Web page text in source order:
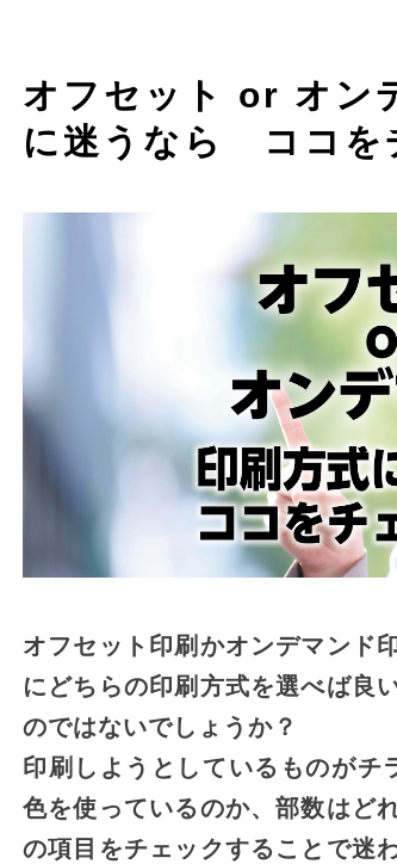
オフセット or オン
に迷うなら ココを
オフセット印刷かオンデマンド
にどちらの印刷方式を選べば良
のではないでしょうか？
印刷しようとしているものがチ
色を使っているのか、部数はど
の項目をチェックすることで迷